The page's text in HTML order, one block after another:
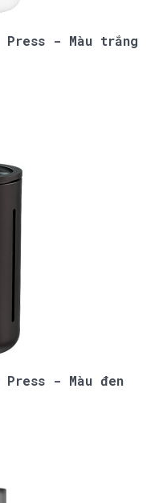
Press - Màu trắng
Press - Màu đen